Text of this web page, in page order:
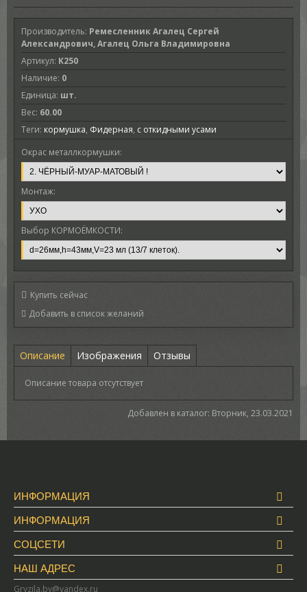
Производитель: Ремесленник Агалец Сергей
Александрович, Агалец Ольга Владимировна
Артикул: K250
Наличие: 0
Единица: шт.
Вес: 60.00
Теги: кормушка, Фидерная, с откидными усами
Окрас металлкормушки:
Монтаж:
Выбор КОРМОЁМКОСТИ:
Купить сейчас
Описание Изображения Отзывы
Описание товара отсутствует
Добавлен в каталог: Вторник, 23.03.2021
ИНФОРМАЦИЯ
ИНФОРМАЦИЯ
СОЦСЕТИ
НАШ АДРЕС
Gryzila.by@yandex.ru